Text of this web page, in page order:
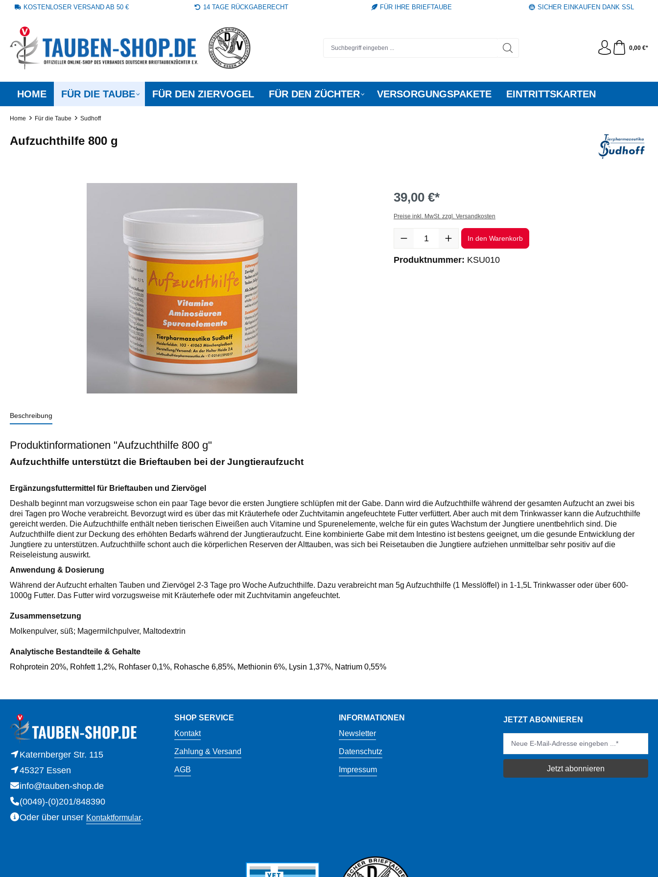
Zur Hauptnavigation springen
KOSTENLOSER VERSAND AB 50 € 14 TAGE RÜCKGABERECHT FÜR IHRE BRIEFTAUBE SICHER EINKAUFEN DANK SSL
0,00 €*
HOME FÜR DIE TAUBE FÜR DEN ZIERVOGEL FÜR DEN ZÜCHTER VERSORGUNGSPAKETE EINTRITTSKARTEN
Home Für die Taube Sudhoff
Aufzuchthilfe 800 g
39,00 €*
Preise inkl. MwSt. zzgl. Versandkosten
Produkt Anzahl: Gib den gewünschten Wert ein oder benutze die Schaltflächen
In den Warenkorb
Produktnummer: KSU010
Beschreibung
Produktinformationen "Aufzuchthilfe 800 g"
Aufzuchthilfe unterstützt die Brieftauben bei der Jungtieraufzucht
Ergänzungsfuttermittel für Brieftauben und Ziervögel
Deshalb beginnt man vorzugsweise schon ein paar Tage bevor die ersten Jungtiere schlüpfen mit der Gabe. Dann wird die Aufzuchthilfe während der gesamten Aufzucht an zwei bis
drei Tagen pro Woche verabreicht. Bevorzugt wird es über das mit Kräuterhefe oder Zuchtvitamin angefeuchtete Futter verfüttert. Aber auch mit dem Trinkwasser kann die Aufzuchthilfe
gereicht werden. Die Aufzuchthilfe enthält neben tierischen Eiweißen auch Vitamine und Spurenelemente, welche für ein gutes Wachstum der Jungtiere unentbehrlich sind. Die
Aufzuchthilfe dient zur Deckung des erhöhten Bedarfs während der Jungtieraufzucht. Eine kombinierte Gabe mit dem Intestino ist bestens geeignet, um die gesunde Entwicklung der
Jungtiere zu unterstützen. Aufzuchthilfe schont auch die körperlichen Reserven der Alttauben, was sich bei Reisetauben die Jungtiere aufziehen unmittelbar sehr positiv auf die
Reiseleistung auswirkt.
Anwendung & Dosierung
Während der Aufzucht erhalten Tauben und Ziervögel 2-3 Tage pro Woche Aufzuchthilfe. Dazu verabreicht man 5g Aufzuchthilfe (1 Messlöffel) in 1-1,5L Trinkwasser oder über 600-
1000g Futter. Das Futter wird vorzugsweise mit Kräuterhefe oder mit Zuchtvitamin angefeuchtet.
Zusammensetzung
Molkenpulver, süß; Magermilchpulver, Maltodextrin
Analytische Bestandteile & Gehalte
Rohprotein 20%, Rohfett 1,2%, Rohfaser 0,1%, Rohasche 6,85%, Methionin 6%, Lysin 1,37%, Natrium 0,55%
Katernberger Str. 115
45327 Essen
info@tauben-shop.de
(0049)-(0)201/848390
Oder über unser Kontaktformular.
SHOP SERVICE
Kontakt
Zahlung & Versand
AGB
INFORMATIONEN
Newsletter
Datenschutz
Impressum
JETZT ABONNIEREN
Jetzt abonnieren